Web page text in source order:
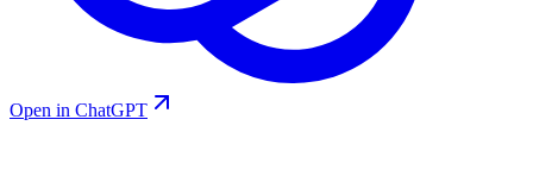
Open in ChatGPT